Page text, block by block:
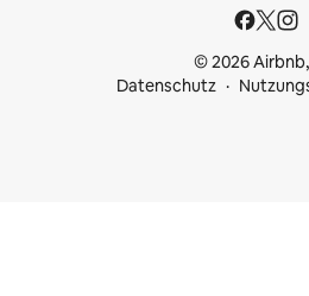
© 2026
Datenschutz